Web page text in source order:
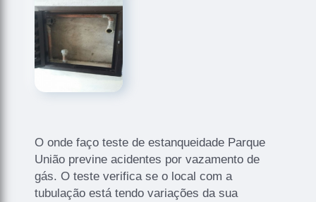
O onde faço teste de estanqueidade Parque
União previne acidentes por vazamento de
gás. O teste verifica se o local com a
tubulação está tendo variações da sua